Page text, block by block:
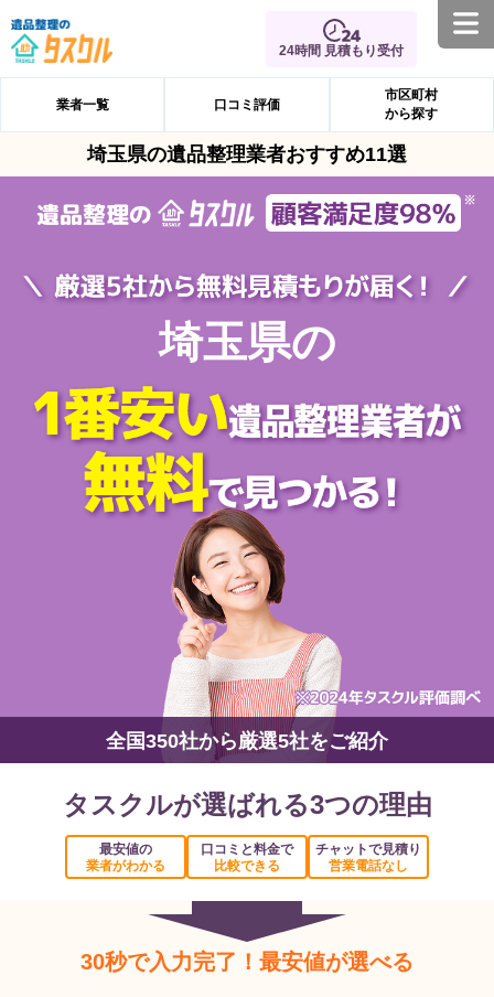
24時間 見積もり受付
業者一覧 口コミ評価
市区町村
から探す
埼玉県の遺品整理業者おすすめ11選
埼玉県の
全国350社から厳選5社をご紹介
タスクルが選ばれる3つの理由
最安値の
業者がわかる
口コミと料金で
比較できる
チャットで見積り
営業電話なし
30秒で入力完了！最安値が選べる